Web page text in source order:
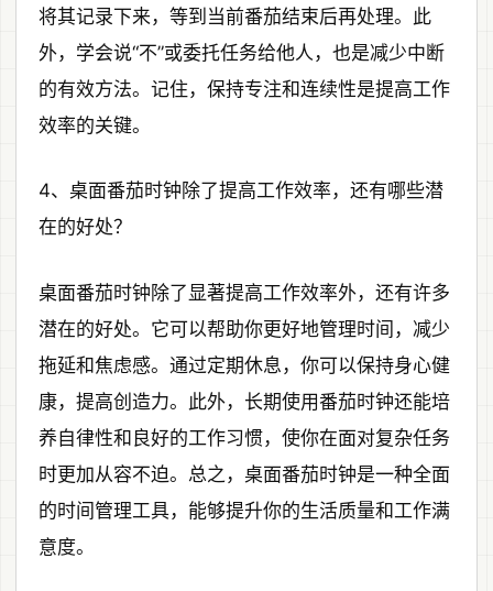
将其记录下来，等到当前番茄结束后再处理。此
外，学会说“不”或委托任务给他人，也是减少中断
的有效方法。记住，保持专注和连续性是提高工作
效率的关键。
4、桌面番茄时钟除了提高工作效率，还有哪些潜
在的好处？
桌面番茄时钟除了显著提高工作效率外，还有许多
潜在的好处。它可以帮助你更好地管理时间，减少
拖延和焦虑感。通过定期休息，你可以保持身心健
康，提高创造力。此外，长期使用番茄时钟还能培
养自律性和良好的工作习惯，使你在面对复杂任务
时更加从容不迫。总之，桌面番茄时钟是一种全面
的时间管理工具，能够提升你的生活质量和工作满
意度。